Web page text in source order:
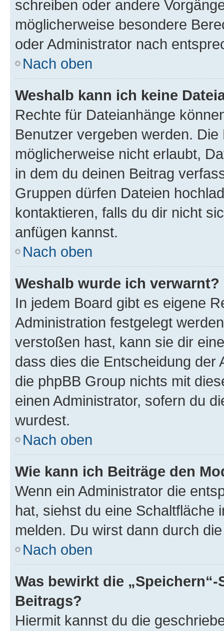
schreiben oder andere
möglicherweise besondere
oder Administrator nach
Nach oben
Weshalb kann ich keine
Rechte für Dateianhänge
Benutzer vergeben werden.
möglicherweise nicht erlaubt,
in dem du deinen Beitrag
Gruppen dürfen Dateien
kontaktieren, falls du dir nicht
anfügen kannst.
Nach oben
Weshalb wurde ich verwarnt?
In jedem Board gibt es eigene
Administration festgelegt
verstoßen hast, kann sie dir
dass dies die Entscheidung der
die phpBB Group nichts mit
einen Administrator, sofern du
wurdest.
Nach oben
Wie kann ich Beiträge den
Wenn ein Administrator die
hat, siehst du eine Schaltfläche
melden. Du wirst dann durch
Nach oben
Was bewirkt die
Beitrags?
Hiermit kannst du die